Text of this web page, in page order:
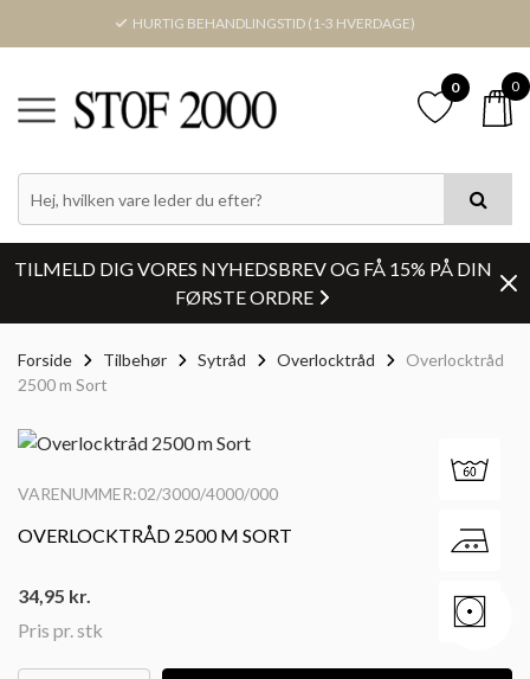
HURTIG BEHANDLINGSTID (1-3 HVERDAGE)
0 0
TILMELD DIG VORES NYHEDSBREV OG FÅ 15% PÅ DIN
FØRSTE ORDRE
Forside Tilbehør Sytråd Overlocktråd
Overlocktråd
2500 m Sort
VARENUMMER:02/3000/4000/000
OVERLOCKTRÅD 2500 M SORT
Pris pr. stk
34,95 kr.